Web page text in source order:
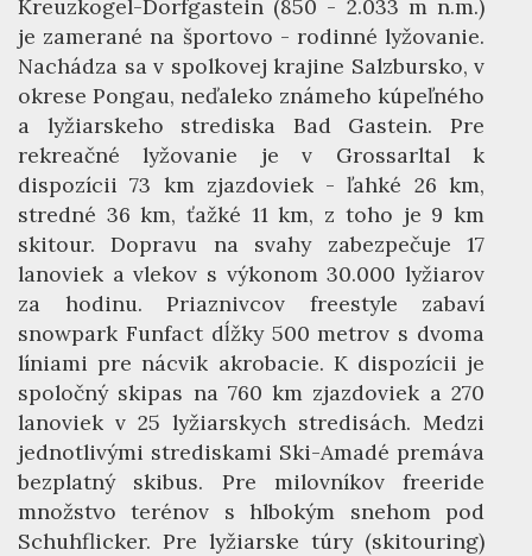
Kreuzkogel-Dorfgastein (850 - 2.033 m n.m.)
je zamerané na športovo - rodinné lyžovanie.
Nachádza sa v spolkovej krajine Salzbursko, v
okrese Pongau, neďaleko známeho kúpeľného
a lyžiarskeho strediska Bad Gastein. Pre
rekreačné lyžovanie je v Grossarltal k
dispozícii 73 km zjazdoviek - ľahké 26 km,
stredné 36 km, ťažké 11 km, z toho je 9 km
skitour. Dopravu na svahy zabezpečuje 17
lanoviek a vlekov s výkonom 30.000 lyžiarov
za hodinu. Priaznivcov freestyle zabaví
snowpark Funfact dĺžky 500 metrov s dvoma
líniami pre nácvik akrobacie. K dispozícii je
spoločný skipas na 760 km zjazdoviek a 270
lanoviek v 25 lyžiarskych stredisách. Medzi
jednotlivými strediskami Ski-Amadé premáva
bezplatný skibus. Pre milovníkov freeride
množstvo terénov s hlbokým snehom pod
Schuhflicker. Pre lyžiarske túry (skitouring)